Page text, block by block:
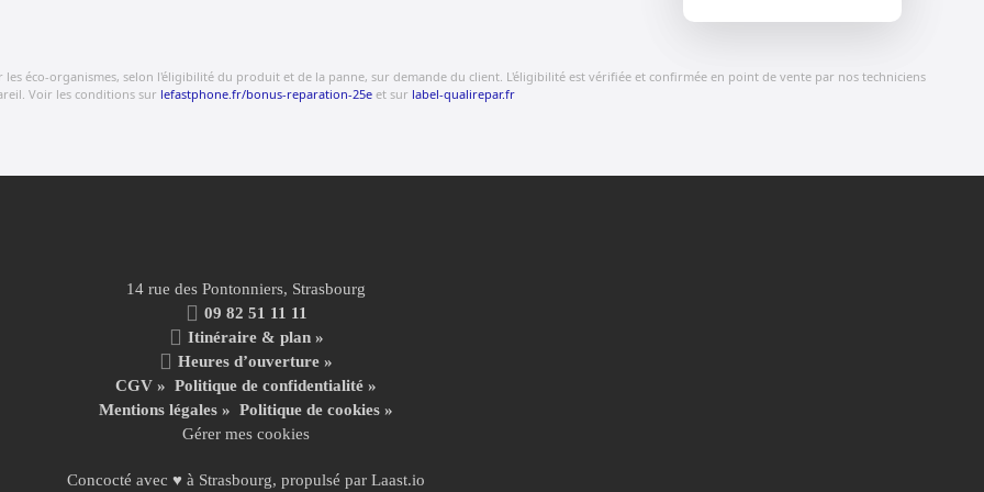
éco-organismes, selon l'éligibilité du produit et de la panne, sur demande du client. L'éligibilité est vérifiée et confirmée en point de vente par nos techniciens
Voir les conditions sur lefastphone.fr/bonus-reparation-25e et sur label-qualirepar.fr
14 rue des Pontonniers, Strasbourg
09 82 51 11 11
Itinéraire & plan »
Heures d’ouverture »
CGV » Politique de confidentialité »
Mentions légales » Politique de cookies »
Gérer mes cookies
Concocté avec ♥ à Strasbourg, propulsé par Laast.io